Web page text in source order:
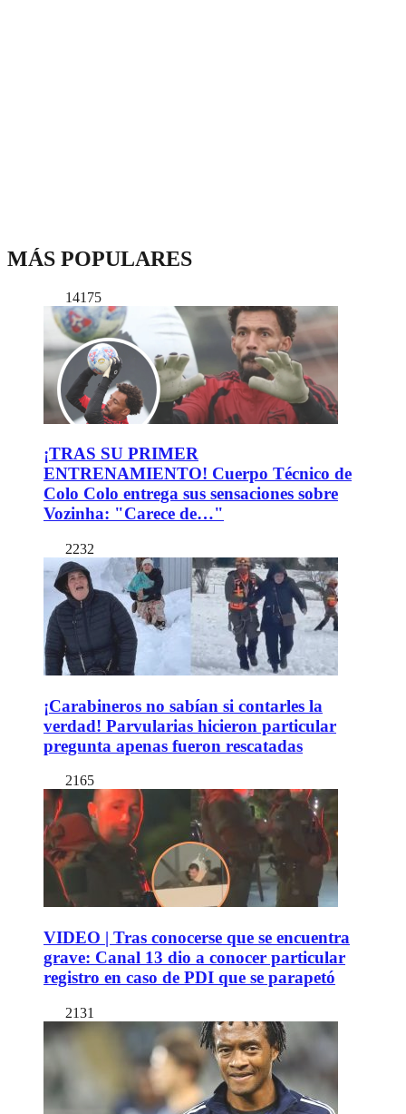
MÁS POPULARES
14175
¡TRAS SU PRIMER
ENTRENAMIENTO! Cuerpo Técnico de
Colo Colo entrega sus sensaciones sobre
Vozinha: "Carece de…"
2232
¡Carabineros no sabían si contarles la
verdad! Parvularias hicieron particular
pregunta apenas fueron rescatadas
2165
VIDEO | Tras conocerse que se encuentra
grave: Canal 13 dio a conocer particular
registro en caso de PDI que se parapetó
2131